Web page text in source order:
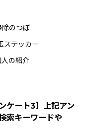
除のつぼ
ステッカー
人の紹介
ケート3】上記アン
索キーワードや